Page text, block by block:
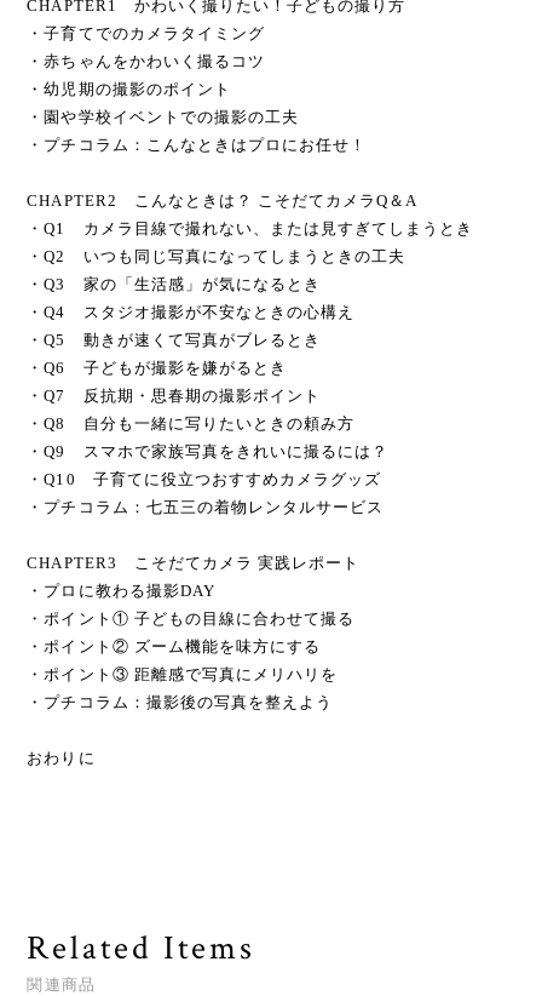
CHAPTER1 かわいく撮りたい！子どもの撮り方
・子育てでのカメラタイミング
・赤ちゃんをかわいく撮るコツ
・幼児期の撮影のポイント
・園や学校イベントでの撮影の工夫
・プチコラム：こんなときはプロにお任せ！
CHAPTER2 こんなときは？ こそだてカメラQ＆A
・Q1 カメラ目線で撮れない、または見すぎてしまうとき
・Q2 いつも同じ写真になってしまうときの工夫
・Q3 家の「生活感」が気になるとき
・Q4 スタジオ撮影が不安なときの心構え
・Q5 動きが速くて写真がブレるとき
・Q6 子どもが撮影を嫌がるとき
・Q7 反抗期・思春期の撮影ポイント
・Q8 自分も一緒に写りたいときの頼み方
・Q9 スマホで家族写真をきれいに撮るには？
・Q10 子育てに役立つおすすめカメラグッズ
・プチコラム：七五三の着物レンタルサービス
CHAPTER3 こそだてカメラ 実践レポート
・プロに教わる撮影DAY
・ポイント① 子どもの目線に合わせて撮る
・ポイント② ズーム機能を味方にする
・ポイント③ 距離感で写真にメリハリを
・プチコラム：撮影後の写真を整えよう
おわりに
Related Items
関連商品